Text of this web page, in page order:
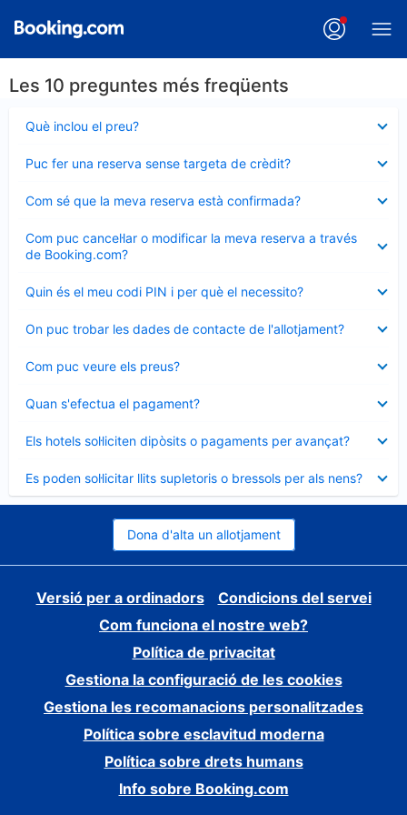
Les 10 preguntes més freqüents
Què inclou el preu?
tancat
Puc fer una reserva sense targeta de crèdit?
tancat
Com sé que la meva reserva està confirmada?
tancat
Com puc cancel·lar o modificar la meva reserva a través
de Booking.com?
tancat
Quin és el meu codi PIN i per què el necessito?
tancat
On puc trobar les dades de contacte de l'allotjament?
tancat
Com puc veure els preus?
tancat
Quan s'efectua el pagament?
tancat
Els hotels sol·liciten dipòsits o pagaments per avançat?
tancat
Es poden sol·licitar llits supletoris o bressols per als nens?
tancat
Dona d'alta un allotjament
Versió per a ordinadors
Condicions del servei
Com funciona el nostre web?
Política de privacitat
Gestiona la configuració de les cookies
Gestiona les recomanacions personalitzades
Política sobre esclavitud moderna
Política sobre drets humans
Info sobre Booking.com